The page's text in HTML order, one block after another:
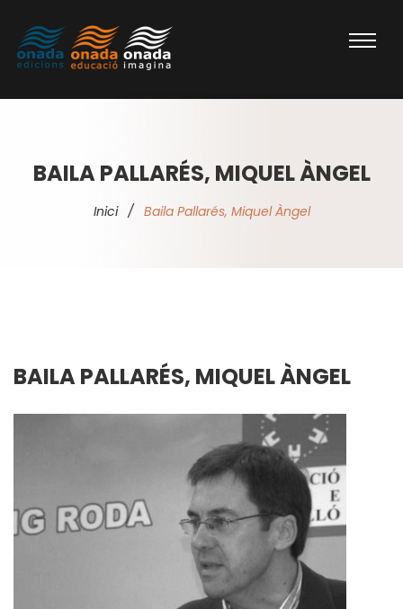
BAILA PALLARÉS, MIQUEL ÀNGEL
Inici / Baila Pallarés, Miquel Àngel
BAILA PALLARÉS, MIQUEL ÀNGEL